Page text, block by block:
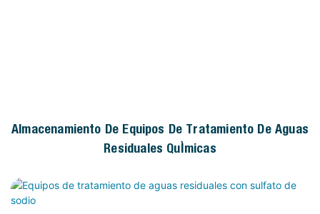
Almacenamiento De Equipos De Tratamiento De Aguas
Residuales Químicas